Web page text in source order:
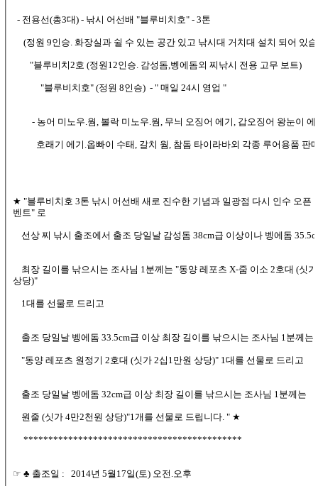
- 전용선(총3대) - 낚시 어선배 "블루비치호" - 3톤
(정원 9인승. 화장실과 쉴 수 있는 공간 있고 낚시대 거치대 설치 되어 있
"블루비치2호 (정원12인승. 감성돔,벵에돔외 찌낚시 전용 고무 보트)
"블루비치호" (정원 8인승) - " 매일 24시 영업 "
- 농어 미노우.웜, 볼락 미노우.웜, 무늬 오징어 에기, 갑오징어 왕눈이 에
호래기 에기.옵빠이 수태, 갈치 웜, 참돔 타이라바외 각종 루어용품 판
★ "블루비치호 3톤 낚시 어선배 새로 진수한 기념과 일광점 다시 인수 오픈
벤트" 로
선상 찌 낚시 출조에서 출조 당일날 감성돔 38cm급 이상이나 벵에돔
최장 길이를 낚으시는 조사님 1분께는 "동양 레포츠 X-줌 이소 2호대 (싯
상당)"
1대를 선물로 드리고
출조 당일날 벵에돔 33.5cm급 이상 최장 길이를 낚으시는 조사님 1분께는
"동양 레포츠 원정기 2호대 (싯가 2십1만원 상당)" 1대를 선물로 드리고
출조 당일날 벵에돔 32cm급 이상 최장 길이를 낚으시는 조사님 1분께는
원줄 (싯가 4만2천원 상당)"1개를 선물로 드립니다. " ★
********************************************
☞ ♣ 출조일 : 2014년 5월17일(토) 오전.오후